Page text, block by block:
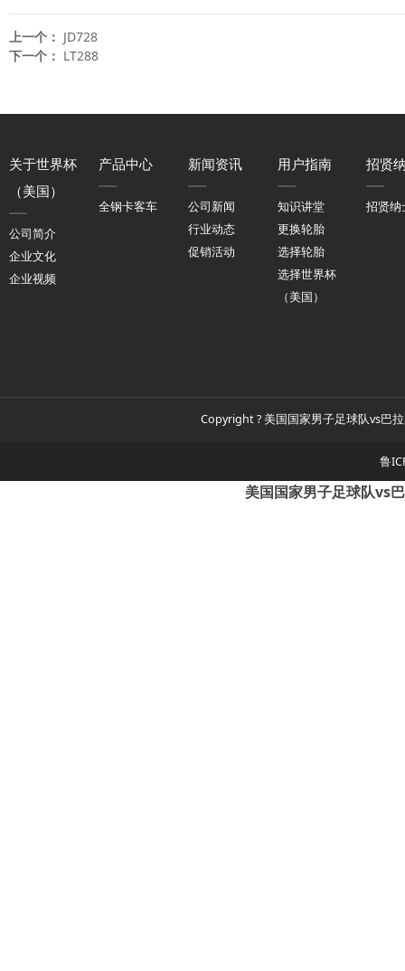
上一个： JD728
下一个： LT288
关于世界杯
（美国）
公司简介
企业文化
企业视频
产品中心
全钢卡客车
新闻资讯
公司新闻
行业动态
促销活动
用户指南
知识讲堂
更换轮胎
选择轮胎
选择世界杯
（美国）
招贤
招贤纳
Copyright ? 美国国家男子足球队vs巴
鲁
美国国家男子足球队vs